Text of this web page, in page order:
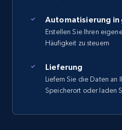
Automatisierung in
Erstellen Sie Ihren
Häufigkeit zu steuern
Lieferung
Liefern Sie die Daten an
Speicherort oder laden